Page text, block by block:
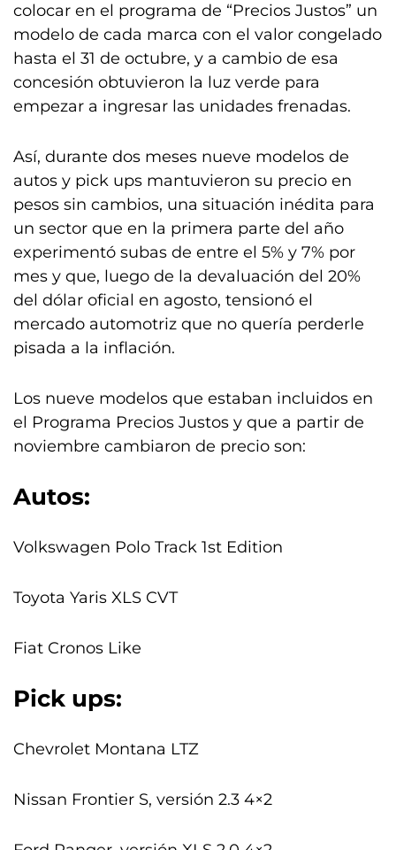
colocar en el programa de “Precios Justos” un
modelo de cada marca con el valor congelado
hasta el 31 de octubre, y a cambio de esa
concesión obtuvieron la luz verde para
empezar a ingresar las unidades frenadas.
Así, durante dos meses nueve modelos de
autos y pick ups mantuvieron su precio en
pesos sin cambios, una situación inédita para
un sector que en la primera parte del año
experimentó subas de entre el 5% y 7% por
mes y que, luego de la devaluación del 20%
del dólar oficial en agosto, tensionó el
mercado automotriz que no quería perderle
pisada a la inflación.
Los nueve modelos que estaban incluidos en
el Programa Precios Justos y que a partir de
noviembre cambiaron de precio son:
Autos:
Volkswagen Polo Track 1st Edition
Toyota Yaris XLS CVT
Fiat Cronos Like
Pick ups:
Chevrolet Montana LTZ
Nissan Frontier S, versión 2.3 4×2